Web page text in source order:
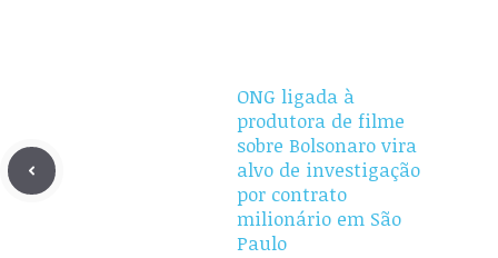
ONG ligada à
produtora de filme
sobre Bolsonaro vira
alvo de investigação
por contrato
milionário em São
Paulo